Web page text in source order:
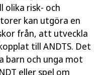
olika risk- och
kan utgöra en
från, att utveckla
till ANDTS. Det
barn och unga mot
eller spel om